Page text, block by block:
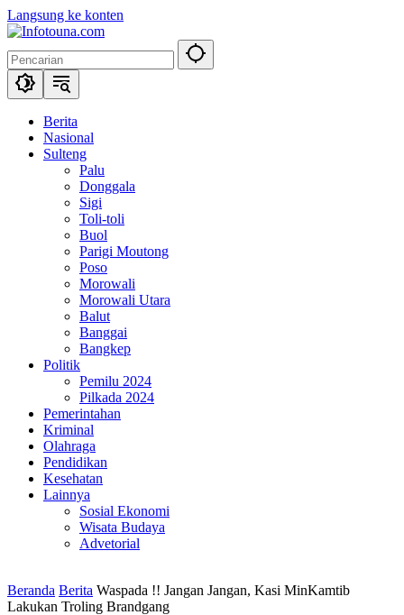
Langsung ke konten
Berita
Nasional
Sulteng
Palu
Donggala
Sigi
Toli-toli
Buol
Parigi Moutong
Poso
Morowali
Morowali Utara
Balut
Banggai
Bangkep
Politik
Pemilu 2024
Pilkada 2024
Pemerintahan
Kriminal
Olahraga
Pendidikan
Kesehatan
Lainnya
Sosial Ekonomi
Wisata Budaya
Advetorial
Beranda Berita Waspada !! Jangan Jangan, Kasi MinKamtib
Lakukan Troling Brandgang